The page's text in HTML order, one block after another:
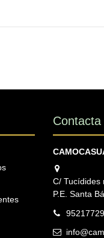
C/ Tucídides
P.E. Santa